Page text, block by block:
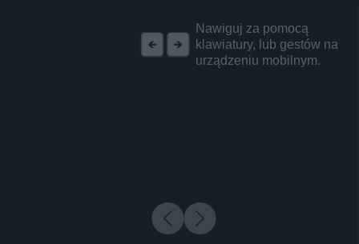
Nawiguj za pomocą
klawiatury, lub gestów na
urządzeniu mobilnym.